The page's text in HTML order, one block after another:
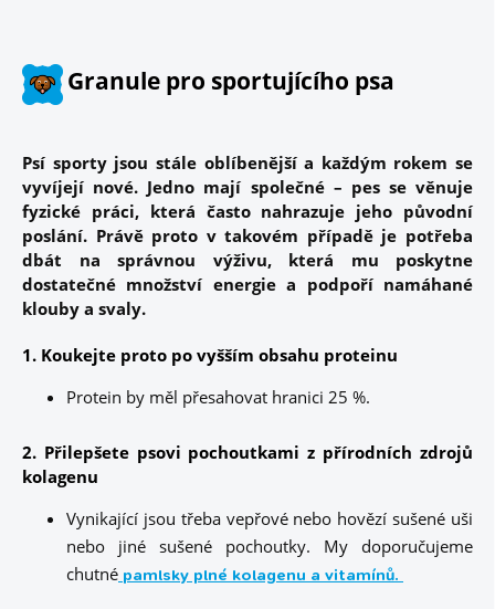
Granule pro sportujícího psa
Psí sporty jsou stále oblíbenější a každým rokem se
vyvíjejí nové. Jedno mají společné – pes se věnuje
fyzické práci, která často nahrazuje jeho původní
poslání. Právě proto v takovém případě je potřeba
dbát na správnou výživu, která mu poskytne
dostatečné množství energie a podpoří namáhané
klouby a svaly.
1. Koukejte proto po vyšším obsahu proteinu
Protein by měl přesahovat hranici 25 %.
2. Přilepšete psovi pochoutkami z přírodních zdrojů
kolagenu
Vynikající jsou třeba vepřové nebo hovězí sušené uši
nebo jiné sušené pochoutky. My doporučujeme
chutné pamlsky plné kolagenu a vitamínů.